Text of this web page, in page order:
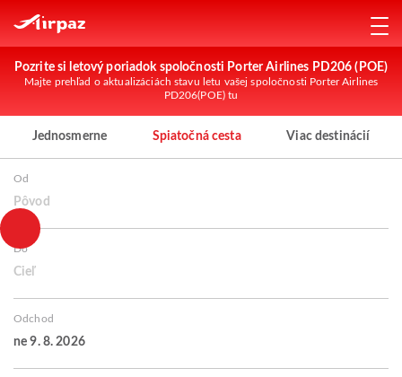
Pozrite si letový poriadok spoločnosti Porter Airlines PD206 (POE)
Majte prehľad o aktualizáciách stavu letu vašej spoločnosti Porter Airlines
PD206(POE) tu
Jednosmerne Spiatočná cesta Viac destinácií
Od
Pôvod
Do
Cieľ
Odchod
ne 9. 8. 2026